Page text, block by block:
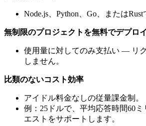
Node.js、Python、Go、またはRust
無制限のプロジェクトを無料でデプロイ
使用量に対してのみ支払い — リ
しません。
比類のないコスト効率
アイドル料金なしの従量課金制。
例：25ドルで、平均応答時間60ミ
エストをサポートします。